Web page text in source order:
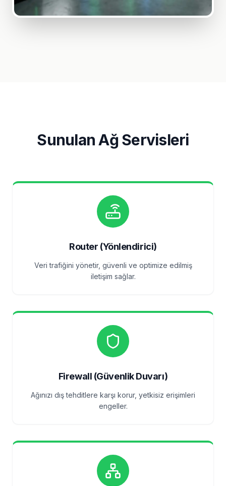
Sunulan Ağ Servisleri
Router (Yönlendirici)
Veri trafiğini yönetir, güvenli ve optimize edilmiş
iletişim sağlar.
Firewall (Güvenlik Duvarı)
Ağınızı dış tehditlere karşı korur, yetkisiz erişimleri
engeller.